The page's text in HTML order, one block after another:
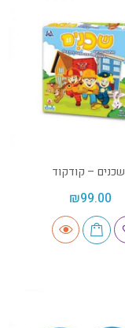
שכנים – קודקוד
₪99.00